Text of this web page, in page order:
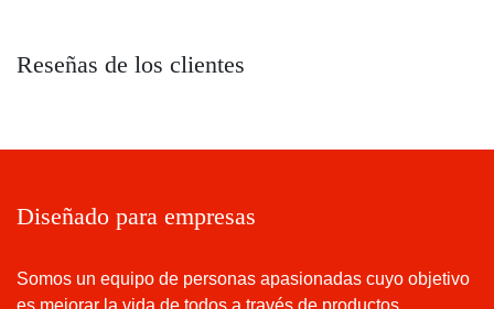
Reseñas de los clientes
Diseñado para empresas
Somos un equipo de personas apasionadas cuyo objetivo
es mejorar la vida de todos a través de productos